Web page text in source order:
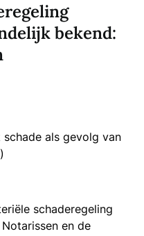
bekend:
als gevolg van
schaderegeling
en de